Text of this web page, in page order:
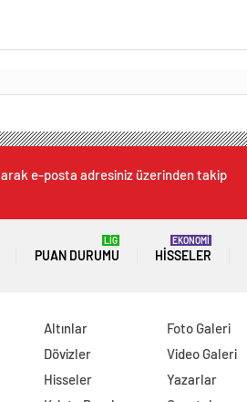
e-posta adresiniz üzerinden takip
PUAN DURUMU
LİG
HISSELER
EKONOMİ
Altınlar
Dövizler
Hisseler
Foto Galeri
Video Galeri
Yazarlar